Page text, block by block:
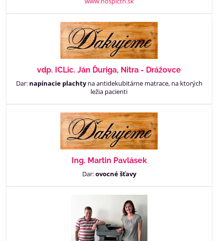
vdp. ICLic. Ján Ďuriga, Nitra - Drážovce
Dar: napínacie plachtyna antidekubitárne matrace, na ktorých
ležia pacienti
Ing. Martin Pavlásek
Dar:ovocné šťavy